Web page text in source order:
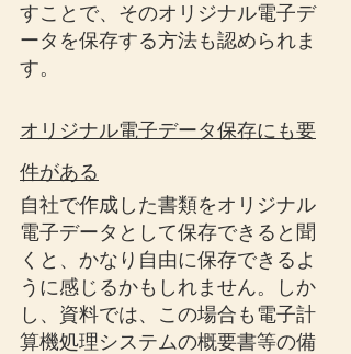
すことで、そのオリジナル電子デ
ータを保存する方法も認められま
す。
オリジナル電子データ保存にも要
件がある
自社で作成した書類をオリジナル
電子データとして保存できると聞
くと、かなり自由に保存できるよ
うに感じるかもしれません。しか
し、資料では、この場合も電子計
算機処理システムの概要書等の備